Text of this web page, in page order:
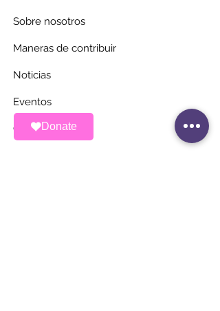
Donate
Sobre nosotros
Maneras de contribuir
Noticias
Eventos
Contacto